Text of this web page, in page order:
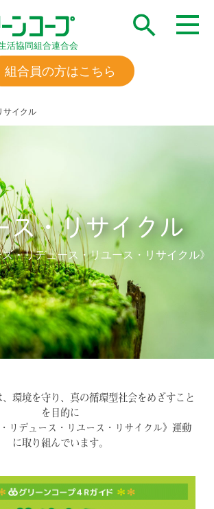
活協同組合連合会
組合員の方はこちら
サイクル
ス・リサイクル
・リデュース・リユース・リサイクル》
環境を守り、真の循環型社会をめざすこと
を目的に
リデュース・リユース・リサイクル》運動
に取り組んでいます。